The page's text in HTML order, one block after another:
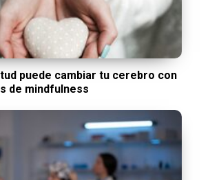
puede cambiar tu cerebro con
de mindfulness